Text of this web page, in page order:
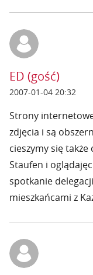
ED (gość)
2007-01-04 20:32
Strony
zdjęcia i są
cieszymy się
Staufen i
spotkanie
mieszkańcami z